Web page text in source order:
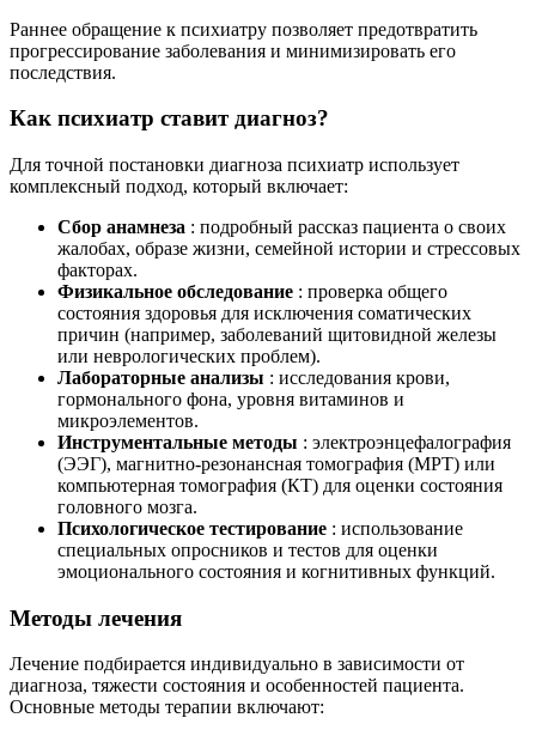
Раннее обращение к психиатру позволяет предотвратить
прогрессирование заболевания и минимизировать его
последствия.
Как психиатр ставит диагноз?
Для точной постановки диагноза психиатр использует
комплексный подход, который включает:
Сбор анамнеза : подробный рассказ пациента о своих
жалобах, образе жизни, семейной истории и стрессовых
факторах.
Физикальное обследование : проверка общего
состояния здоровья для исключения соматических
причин (например, заболеваний щитовидной железы
или неврологических проблем).
Лабораторные анализы : исследования крови,
гормонального фона, уровня витаминов и
микроэлементов.
Инструментальные методы : электроэнцефалография
(ЭЭГ), магнитно-резонансная томография (МРТ) или
компьютерная томография (КТ) для оценки состояния
головного мозга.
Психологическое тестирование : использование
специальных опросников и тестов для оценки
эмоционального состояния и когнитивных функций.
Методы лечения
Лечение подбирается индивидуально в зависимости от
диагноза, тяжести состояния и особенностей пациента.
Основные методы терапии включают: